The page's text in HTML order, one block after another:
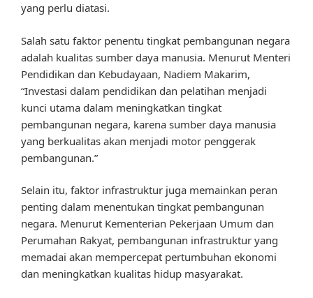
yang perlu diatasi.
Salah satu faktor penentu tingkat pembangunan negara
adalah kualitas sumber daya manusia. Menurut Menteri
Pendidikan dan Kebudayaan, Nadiem Makarim,
“Investasi dalam pendidikan dan pelatihan menjadi
kunci utama dalam meningkatkan tingkat
pembangunan negara, karena sumber daya manusia
yang berkualitas akan menjadi motor penggerak
pembangunan.”
Selain itu, faktor infrastruktur juga memainkan peran
penting dalam menentukan tingkat pembangunan
negara. Menurut Kementerian Pekerjaan Umum dan
Perumahan Rakyat, pembangunan infrastruktur yang
memadai akan mempercepat pertumbuhan ekonomi
dan meningkatkan kualitas hidup masyarakat.